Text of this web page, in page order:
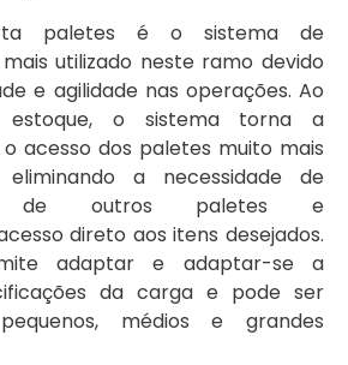
paletes é o sistema de
utilizado neste ramo devido
e agilidade nas operações. Ao
estoque, o sistema torna a
acesso dos paletes muito mais
a necessidade de
de outros paletes e
direto aos itens desejados.
adaptar e adaptar-se a
da carga e pode ser
médios e grandes